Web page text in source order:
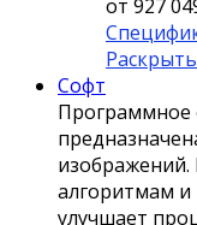
от 927
Раскрыть
Софт
Программное
алгоритмам
улучшает